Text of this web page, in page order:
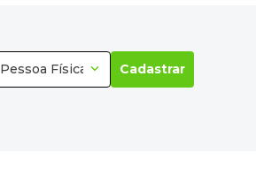
Pessoa Física Cadastrar